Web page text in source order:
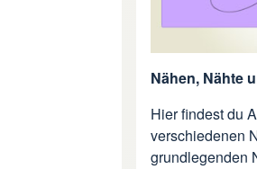
Nähen, Nähte
Hier findest du
verschiedenen
grundlegenden